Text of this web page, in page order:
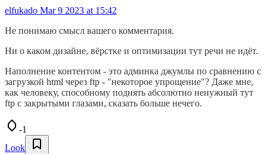
elfukado Mar 9 2023 at 15:42
Не понимаю смысл вашего комментария.
Ни о каком дизайне, вёрстке и оптимизации тут речи не идёт.
Наполнение контентом - это админка джумлы по сравнению с
загрузкой html через ftp - "некоторое упрощение"? Даже мне,
как человеку, способному поднять абсолютно ненужный тут
ftp с закрытыми глазами, сказать больше нечего.
-1
Look